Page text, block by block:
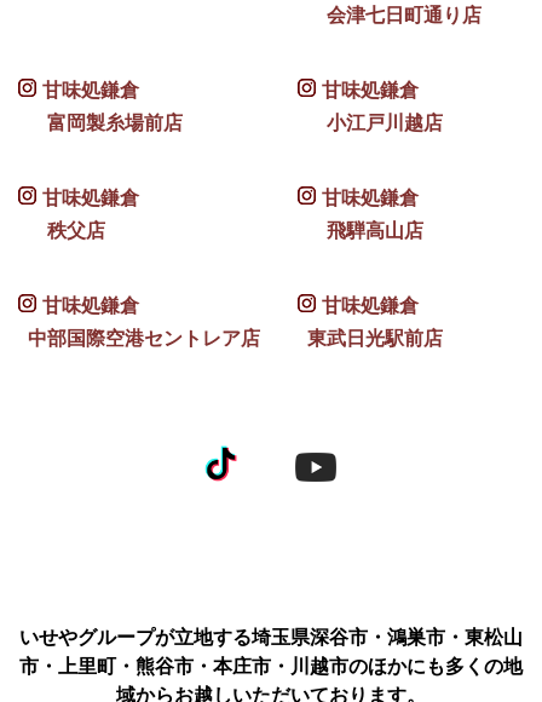
会津七日町通り店
甘味処鎌倉
富岡製糸場前店
甘味処鎌倉
小江戸川越店
甘味処鎌倉
秩父店
甘味処鎌倉
飛騨高山店
甘味処鎌倉
中部国際空港セントレア店
甘味処鎌倉
東武日光駅前店
いせやグループが立地する埼玉県深谷市・鴻巣市・東松山
市・上里町・熊谷市・本庄市・川越市のほかにも多くの地
域からお越しいただいております。